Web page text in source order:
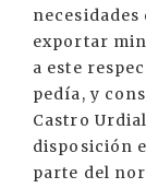
exportar
a este
pedía, y
Castro
disposición
parte del